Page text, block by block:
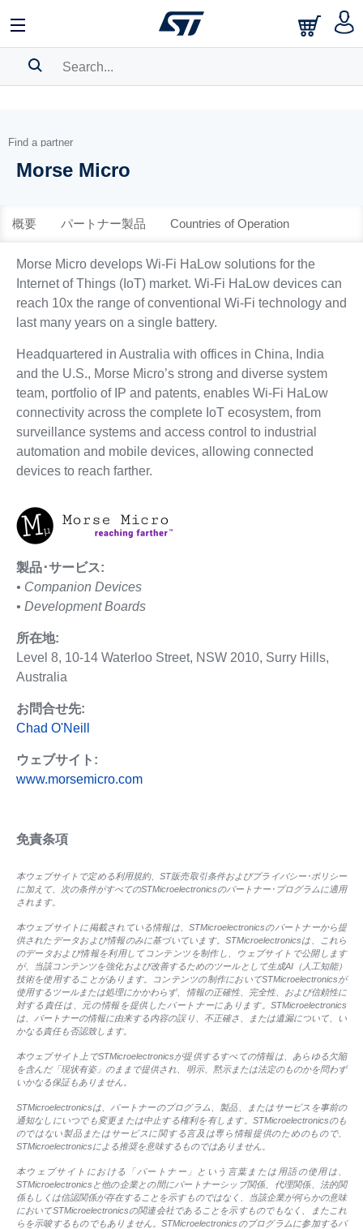
BOOKMARK
Pleaselog into show your saved searches.
English
Find a partner
Morse Micro
概要 パートナー製品 Countries of Operation
Morse Micro develops Wi-Fi HaLow solutions for the
Internet of Things (IoT) market. Wi-Fi HaLow devices can
reach 10x the range of conventional Wi-Fi technology and
last many years on a single battery.
Headquartered in Australia with offices in China, India
and the U.S., Morse Micro’s strong and diverse system
team, portfolio of IP and patents, enables Wi-Fi HaLow
connectivity across the complete IoT ecosystem, from
surveillance systems and access control to industrial
automation and mobile devices, allowing connected
devices to reach farther.
製品･サービス:
• Companion Devices
• Development Boards
所在地:
Level 8, 10-14 Waterloo Street, NSW 2010, Surry Hills,
Australia
お問合せ先:
Chad O'Neill
ウェブサイト:
www.morsemicro.com
免責条項
本ウェブサイトで定める利用規約、ST販売取引条件およびプライバシー･ポリシー
に加えて、次の条件がすべてのSTMicroelectronicsのパートナー･プログラムに適用
されます。
本ウェブサイトに掲載されている情報は、STMicroelectronicsのパートナーから提
供されたデータおよび情報のみに基づいています。STMicroelectronicsは、これら
のデータおよび情報を利用してコンテンツを制作し、ウェブサイトで公開します
が、当該コンテンツを強化および改善するためのツールとして生成AI（人工知能）
技術を使用することがあります。コンテンツの制作においてSTMicroelectronicsが
使用するツールまたは処理にかかわらず、情報の正確性、完全性、および信頼性に
対する責任は、元の情報を提供したパートナーにあります。STMicroelectronics
は、パートナーの情報に由来する内容の誤り、不正確さ、または遺漏について、い
かなる責任も否認致します。
本ウェブサイト上でSTMicroelectronicsが提供するすべての情報は、あらゆる欠陥
を含んだ「現状有姿」のままで提供され、明示、黙示または法定のものかを問わず
いかなる保証もありません。
STMicroelectronicsは、パートナーのプログラム、製品、またはサービスを事前の
通知なしにいつでも変更または中止する権利を有します。STMicroelectronicsのも
のではない製品またはサービスに関する言及は専ら情報提供のためのもので、
STMicroelectronicsによる推奨を意味するものではありません。
本ウェブサイトにおける「パートナー」という言葉または用語の使用は、
STMicroelectronicsと他の企業との間にパートナーシップ関係、代理関係、法的関
係もしくは信認関係が存在することを示すものではなく、当該企業が何らかの意味
においてSTMicroelectronicsの関連会社であることを示すものでもなく、またこれ
らを示唆するものでもありません。STMicroelectronicsのプログラムに参加するパ